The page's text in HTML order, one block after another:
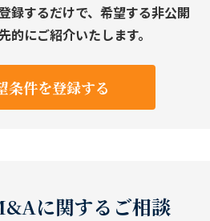
録するだけで、希望する非公開
にご紹介いたします。
条件を登録する
に関するご相談